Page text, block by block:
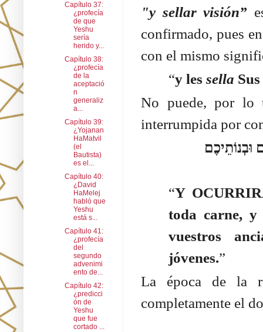
"y sellar visión”
confirmado, pues
con el mismo
“y lessella
No puede, por lo
interrumpida por
“Y
toda carne, y
vuestros
jóvenes.”
La época de la
completamente el
Capítulo 37:
¿profecía
de que
Yeshu
sería
herido y...
Capítulo 38:
¿profecía
de la
aceptació
n
generaliz
a...
Capítulo 39:
¿Yojanan
HaMatvil
(el
Bautista)
es el...
Capítulo 40:
¿David
HaMelej
habló que
Yeshu
está s...
Capítulo 41:
¿profecía
del
segundo
advenimi
ento de...
Capítulo 42:
¿predicci
ón de
Yeshu
que fue
cortado ...